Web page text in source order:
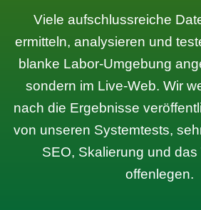
Viele aufschlussreiche
ermitteln, analysieren und
blanke Labor-Umgebung
sondern im Live-Web. Wir
nach die Ergebnisse
von unseren Systemtests,
SEO, Skalierung und
offenlegen.